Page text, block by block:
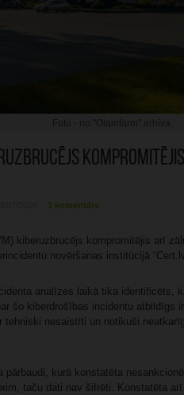
1 komentārs
kiberuzbrucējs kompromitējis arī
novēršanas institūcijā
analīzes laikā tika identificēts,
šo kiberdrošības incidentu atbildīgs
tehniski nesaistīti un notikuši
pārbaudi, kurā konstatēta
taču dati nav šifrēti. Konstatēta